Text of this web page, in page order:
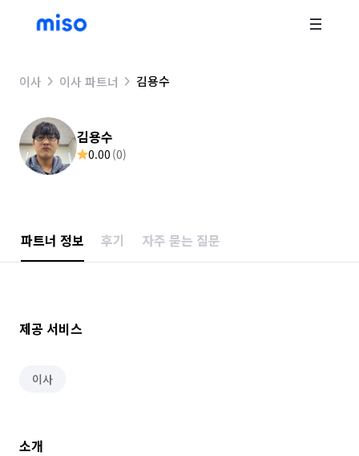
이사 이사 파트너 김용수
김용수
0.00 (0)
파트너 정보 후기 자주 묻는 질문
제공 서비스
이사
소개